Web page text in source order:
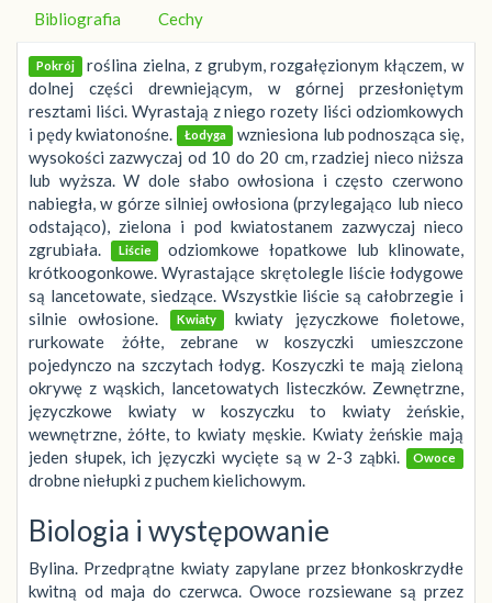
Bibliografia Cechy
Pokrój roślina zielna, z grubym, rozgałęzionym kłączem, w
dolnej części drewniejącym, w górnej przesłoniętym
resztami liści. Wyrastają z niego rozety liści odziomkowych
i pędy kwiatonośne.
Łodyga
wzniesiona lub podnosząca się,
wysokości zazwyczaj od 10 do 20 cm, rzadziej nieco niższa
lub wyższa. W dole słabo owłosiona i często czerwono
nabiegła, w górze silniej owłosiona (przylegająco lub nieco
odstająco), zielona i pod kwiatostanem zazwyczaj nieco
zgrubiała.
Liście
odziomkowe łopatkowe lub klinowate,
krótkoogonkowe. Wyrastające skrętolegle liście łodygowe
są lancetowate, siedzące. Wszystkie liście są całobrzegie i
silnie owłosione.
Kwiaty
kwiaty języczkowe fioletowe,
rurkowate żółte, zebrane w koszyczki umieszczone
pojedynczo na szczytach łodyg. Koszyczki te mają zieloną
okrywę z wąskich, lancetowatych listeczków. Zewnętrzne,
języczkowe kwiaty w koszyczku to kwiaty żeńskie,
wewnętrzne, żółte, to kwiaty męskie. Kwiaty żeńskie mają
jeden słupek, ich języczki wycięte są w 2-3 ząbki.
Owoce
drobne niełupki z puchem kielichowym.
Biologia i występowanie
Bylina. Przedprątne kwiaty zapylane przez błonkoskrzydłe
kwitną od maja do czerwca. Owoce rozsiewane są przez